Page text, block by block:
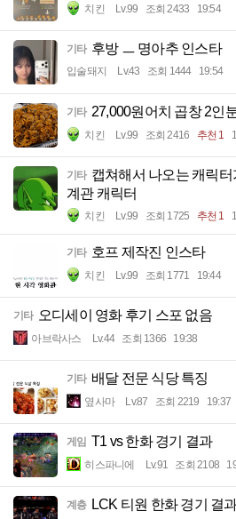
치킨 Lv.99 조회 2433 19:54
기타 후방 ㅡ 명아추 인스타
입술돼지 Lv.43 조회 1444 19:54
기타 27,000원어치 곱창 2인
치킨 Lv.99 조회 2416 추천 1
기타 캡쳐해서 나오는 캐릭터
계관 캐릭터
치킨 Lv.99 조회 1725 추천 1
기타 호프 제작진 인스타
치킨 Lv.99 조회 1771 19:44
기타 오디세이 영화 후기 스포 없음
아브락사스 Lv.44 조회 1366 19:38
기타 배달 전문 식당 특징
옆사마 Lv.87 조회 2219 19:37
게임 T1 vs 한화 경기 결과
히스파니에 Lv.91 조회 2108
계층 LCK 티원 한화 경기 결